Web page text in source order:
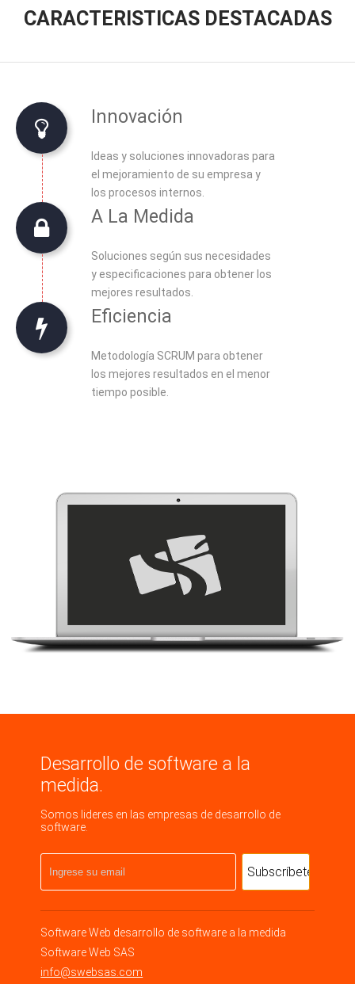
CARACTERISTICAS DESTACADAS
Innovación
Ideas y soluciones innovadoras para
el mejoramiento de su empresa y
los procesos internos.
A La Medida
Soluciones según sus necesidades
y especificaciones para obtener los
mejores resultados.
Eficiencia
Metodología SCRUM para obtener
los mejores resultados en el menor
tiempo posible.
Desarrollo de software a la
medida.
Somos lideres en las empresas de desarrollo de
software.
Software Web desarrollo de software a la medida
Software Web SAS
info@swebsas.com